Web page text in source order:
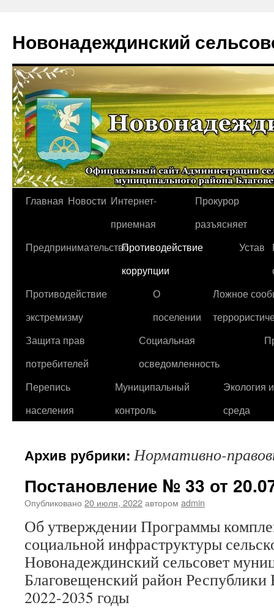
Новонадеждинский
Перейти
содержимому
Главная Новости Интернет-
приемная
Прокурор
разъясняет
ПредпринимательствоПротиводействие
коррупции
Устав
Противодействие
экстремизму
О
поселении
Ложное
Защита прав
потребителей
Социальная
осведомленность
Перепись
населения
Муниципальный
контроль
Экология
среда
Архив рубрики:Нормативно-
Постановление № 33 от
Опубликовано 20 июля, 2022автором admin
Об утверждении Программы
социальной инфраструктуры
Новонадеждинский сельсовет
Благовещенский район Республики
2022-2035 годы